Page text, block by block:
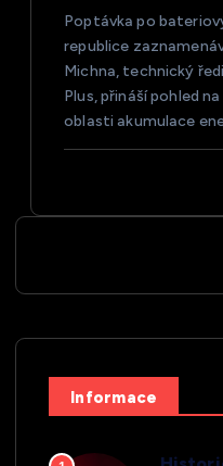
Poptávka po
republice
Michna, technický
Plus, přináší pohled
oblasti akumulace
Informace